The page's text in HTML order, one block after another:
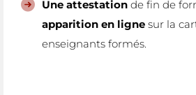
Une attestation de fin de
apparition en ligne sur la
enseignants formés.